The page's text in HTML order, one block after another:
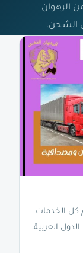
الرهوان
الشحن.
كل الخدمات
العربية،